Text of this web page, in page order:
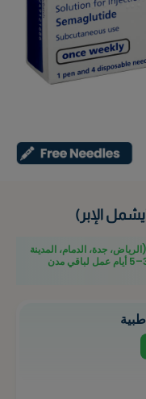
عمل (الرياض، جدة، الدمام، المدينة
المنورة، مكة المكرمة)، و3–5 أيام عمل لباقي مدن